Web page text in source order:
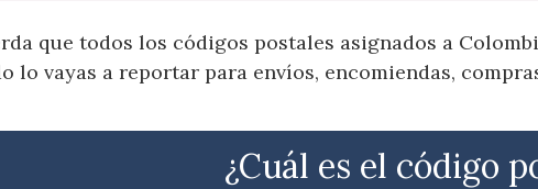
que todos los códigos postales asignados a
lo vayas a reportar para envíos, encomiendas,
¿Cuál es el código